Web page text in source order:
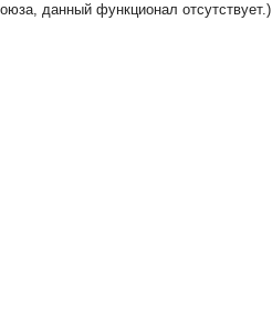
данный функционал отсутствует.)